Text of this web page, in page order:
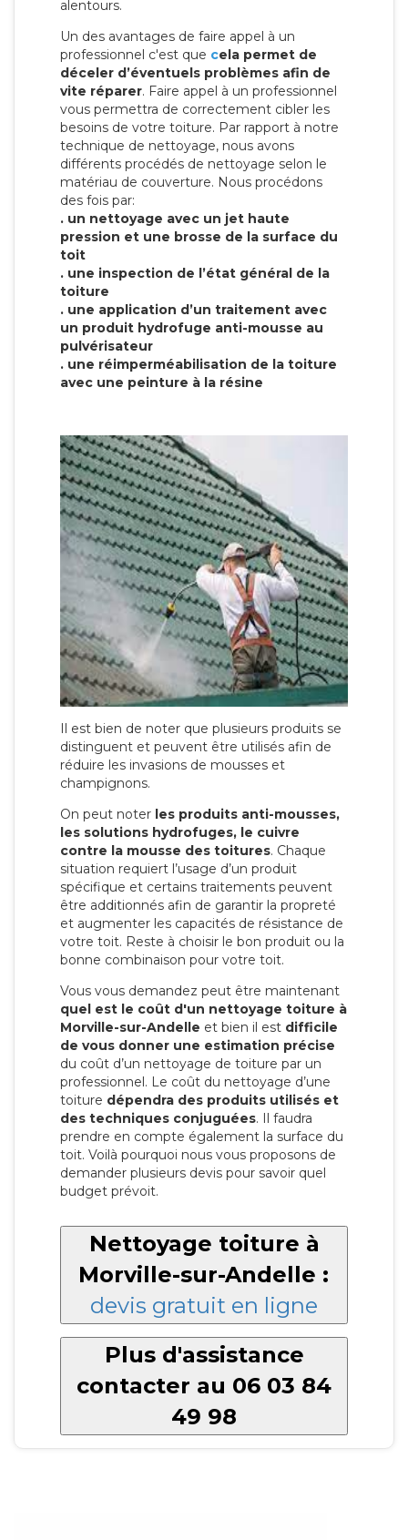
alentours.
Un des avantages de faire appel à un
professionnel c'est que cela permet de
déceler d’éventuels problèmes afin de
vite réparer. Faire appel à un professionnel
vous permettra de correctement cibler les
besoins de votre toiture. Par rapport à notre
technique de nettoyage, nous avons
différents procédés de nettoyage selon le
matériau de couverture. Nous procédons
des fois par:
. un nettoyage avec un jet haute
pression et une brosse de la surface du
toit
. une inspection de l’état général de la
toiture
. une application d’un traitement avec
un produit hydrofuge anti-mousse au
pulvérisateur
. une réimperméabilisation de la toiture
avec une peinture à la résine
Il est bien de noter que plusieurs produits se
distinguent et peuvent être utilisés afin de
réduire les invasions de mousses et
champignons.
On peut noter les produits anti-mousses,
les solutions hydrofuges, le cuivre
contre la mousse des toitures. Chaque
situation requiert l’usage d’un produit
spécifique et certains traitements peuvent
être additionnés afin de garantir la propreté
et augmenter les capacités de résistance de
votre toit. Reste à choisir le bon produit ou la
bonne combinaison pour votre toit.
Vous vous demandez peut être maintenant
quel est le coût d'un nettoyage toiture à
Morville-sur-Andelle et bien il est difficile
de vous donner une estimation précise
du coût d’un nettoyage de toiture par un
professionnel. Le coût du nettoyage d’une
toiture dépendra des produits utilisés et
des techniques conjuguées. Il faudra
prendre en compte également la surface du
toit. Voilà pourquoi nous vous proposons de
demander plusieurs devis pour savoir quel
budget prévoit.
Nettoyage toiture à
Morville-sur-Andelle :
devis gratuit en ligne
Plus d'assistance
contacter au 06 03 84
49 98